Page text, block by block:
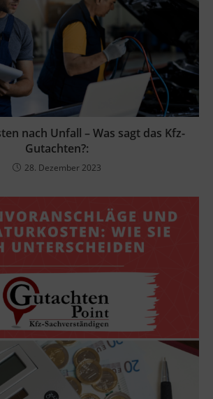
nach Unfall – Was sagt das Kfz-
Gutachten?:
28. Dezember 2023